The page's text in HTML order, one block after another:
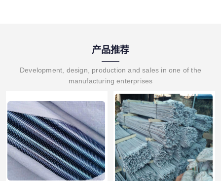
产品推荐
Development, design, production and sales in one of the
manufacturing enterprises